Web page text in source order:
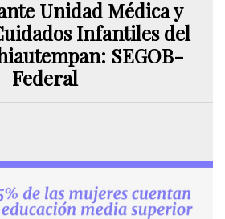
Unidad Médica y
Infantiles del
SEGOB-
Federal